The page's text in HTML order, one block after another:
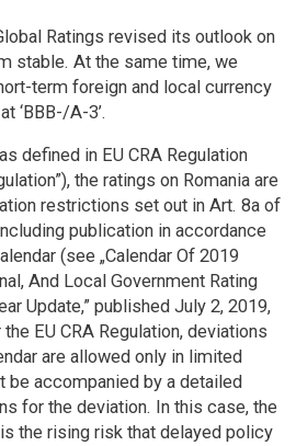
Ratings revised its outlook on
stable. At the same time, we
term foreign and local currency
‘BBB-/A-3’.
defined in EU CRA Regulation
the ratings on Romania are
restrictions set out in Art. 8a of
publication in accordance
(see „Calendar Of 2019
And Local Government Rating
Update,” published July 2, 2019,
EU CRA Regulation, deviations
are allowed only in limited
accompanied by a detailed
for the deviation. In this case, the
the rising risk that delayed policy